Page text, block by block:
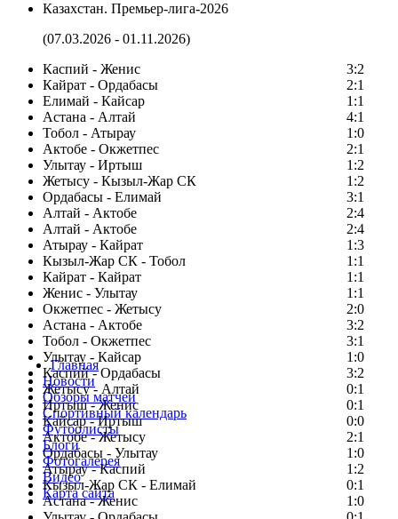
Казахстан. Премьер-лига-2026
(07.03.2026 - 01.11.2026)
Каспий - Женис
3:2
Кайрат - Ордабасы
2:1
Елимай - Кайсар
1:1
Астана - Алтай
4:1
Тобол - Атырау
1:0
Актобе - Окжетпес
2:1
Улытау - Иртыш
1:2
Жетысу - Кызыл-Жар СК
1:2
Ордабасы - Елимай
3:1
Алтай - Актобе
2:4
Алтай - Актобе
2:4
Атырау - Кайрат
1:3
Кызыл-Жар СК - Тобол
1:1
Кайрат - Кайрат
1:1
Женис - Улытау
1:1
Окжетпес - Жетысу
2:0
Астана - Актобе
3:2
Тобол - Окжетпес
3:1
Улытау - Кайсар
1:0
Каспий - Ордабасы
3:2
Жетысу - Алтай
0:1
Иртыш - Женис
0:1
Кайсар - Иртыш
0:0
Актобе - Жетысу
2:1
Ордабасы - Улытау
1:0
Атырау - Каспий
1:2
Кызыл-Жар СК - Елимай
0:1
Астана - Женис
1:0
Главная
Новости
Обзоры матчей
Спортивный календарь
Футболисты
Блоги
Фотогалерея
Видео
Карта сайта